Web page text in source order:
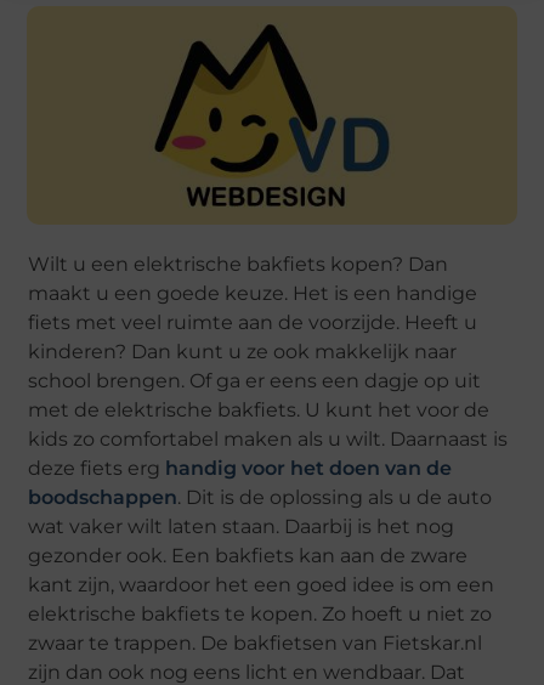
Wilt u een elektrische bakfiets kopen? Dan
maakt u een goede keuze. Het is een handige
fiets met veel ruimte aan de voorzijde. Heeft u
kinderen? Dan kunt u ze ook makkelijk naar
school brengen. Of ga er eens een dagje op uit
met de elektrische bakfiets. U kunt het voor de
kids zo comfortabel maken als u wilt. Daarnaast is
deze fiets erg handig voor het doen van de
boodschappen. Dit is de oplossing als u de auto
wat vaker wilt laten staan. Daarbij is het nog
gezonder ook. Een bakfiets kan aan de zware
kant zijn, waardoor het een goed idee is om een
elektrische bakfiets te kopen. Zo hoeft u niet zo
zwaar te trappen. De bakfietsen van Fietskar.nl
zijn dan ook nog eens licht en wendbaar. Dat